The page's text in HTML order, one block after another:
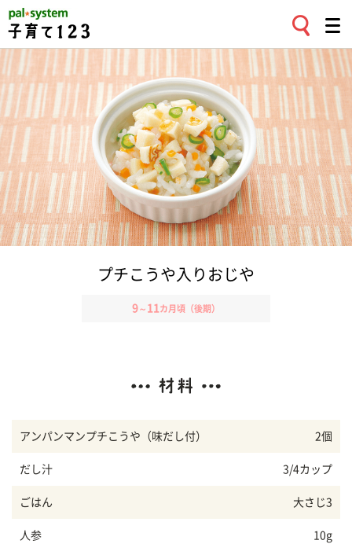
プチこうや入りおじや
9～ 11 カ月頃（後期）
アンパンマンプチこうや（味だし付） 2個
だし汁 3/4カップ
ごはん 大さじ3
人参 10g